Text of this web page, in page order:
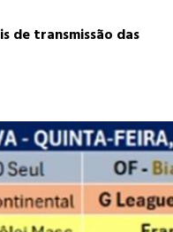
de transmissão das